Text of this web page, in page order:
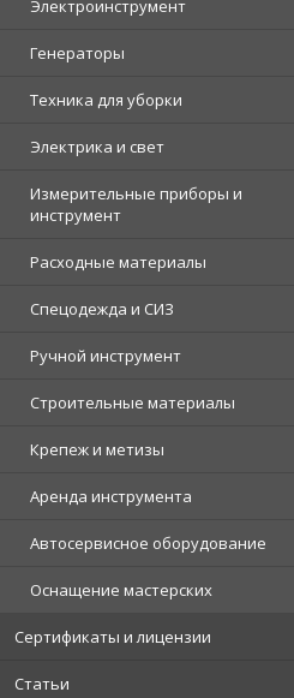
Электроинструмент
Генераторы
Техника для уборки
Электрика и свет
Измерительные приборы и
инструмент
Расходные материалы
Спецодежда и СИЗ
Ручной инструмент
Строительные материалы
Крепеж и метизы
Аренда инструмента
Автосервисное оборудование
Оснащение мастерских
Сертификаты и лицензии
Статьи